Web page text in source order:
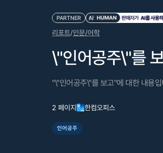
PARTNER
리포트/인문/어학
\"인어공주\"를
"\"인어공주\"를 보고"에 대한 내용입
2 페이지 한컴오피스
인어공주